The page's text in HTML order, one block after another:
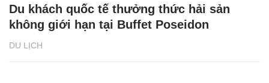
DU LỊCH
Du khách quốc tế thưởng thức hải sản
không giới hạn tại Buffet Poseidon